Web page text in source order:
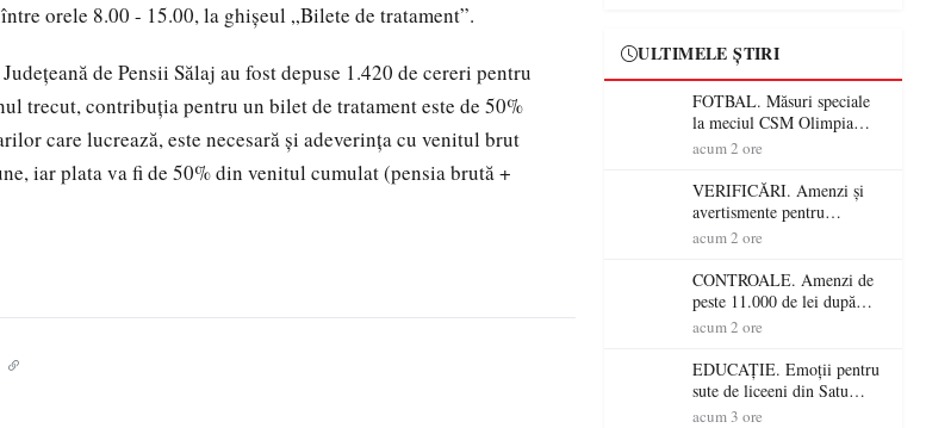
orele 8.00 - 15.00, la ghişeul „Bilete de tratament”.
de Pensii Sălaj au fost depuse 1.420 de cereri pentru
trecut, contribuţia pentru un bilet de tratament este de 50%
care lucrează, este necesară şi adeverinţa cu venitul brut
iar plata va fi de 50% din venitul cumulat (pensia brută +
salva o pădure de la dezastru
ULTIMELE ȘTIRI
FOTBAL. Măsuri speciale
la meciul CSM Olimpia
Satu Mare – CSM Reșița!
avertismente clare pentru
suporteri
acum 2 ore
VERIFICĂRI. Amenzi și
avertismente pentru
crescătorii de animale din
controale în toate
gospodăriile și face apel la
respectarea legii
acum 2 ore
CONTROALE. Amenzi de
peste 11.000 de lei după
controalele DSVSA Satu
cantină, sancționate pentru
nereguli
acum 2 ore
EDUCAȚIE. Emoții pentru
sute de liceeni din Satu
Mare! Începe BAC-ul de
acum 3 ore